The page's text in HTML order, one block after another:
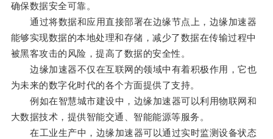
确保数据安全可靠。
通过将数据和应用直接部署在边缘节点上，边缘加速器
能够实现数据的本地处理和存储，减少了数据在传输过程中
被黑客攻击的风险，提高了数据的安全性。
边缘加速器不仅在互联网的领域中有着积极作用，它也
为未来的数字化时代的各个方面提供了支持。
例如在智慧城市建设中，边缘加速器可以利用物联网和
大数据技术，提供智能交通、智能能源等服务。
在工业生产中，边缘加速器可以通过实时监测设备状态